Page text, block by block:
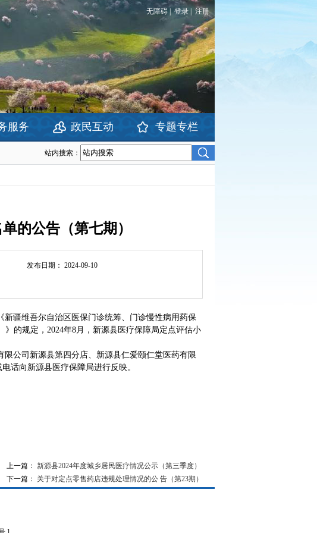
无障碍 | 登录 注册
服务 政民互动 专题专栏
站内搜索：
的公告（第七期）
发布日期： 2024-09-10
维吾尔自治区医保门诊统筹、门诊慢性病用药保
的规定，2024年8月，新源县医疗保障局定点评估小
司新源县第四分店、新源县仁爱颐仁堂医药有限
话向新源县医疗保障局进行反映。
上一篇： 新源县2024年度城乡居民医疗情况公示（第三季度）
下一篇：
关于对定点零售药店违规处理情况的公 告（第23期）